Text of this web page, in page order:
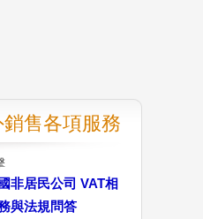
售各項服務
非居民公司 VAT相
與法規問答